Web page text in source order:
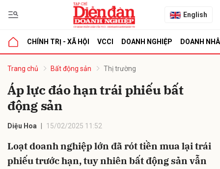
English
CHÍNH TRỊ - XÃ HỘI VCCI DOANH NGHIỆP DOANH
Trang chủ Bất động sản Thị trường
Áp lực đáo hạn trái phiếu bất
động sản
Diệu Hoa 15/02/2025 11:52
Loạt doanh nghiệp lớn đã rót tiền mua lại trái
phiếu trước hạn, tuy nhiên bất động sản vẫn
luận
Hủy